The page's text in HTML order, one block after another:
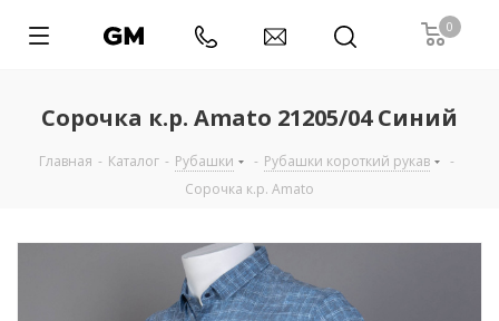
0
Сорочка к.р. Amato 21205/04 Синий
Главная - Каталог - Рубашки - Рубашки короткий рукав
-
Сорочка к.р. Amato